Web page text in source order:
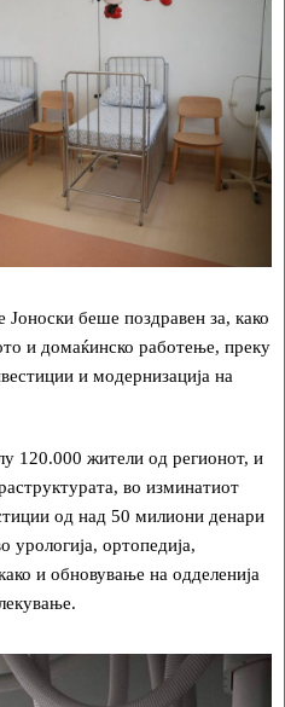
беше поздравен за, како
и домаќинско работење, преку
и модернизација на
120.000 жители од регионот, и
во изминатиот
од над 50 милиони денари
урологија, ортопедија,
и обновување на одделенија